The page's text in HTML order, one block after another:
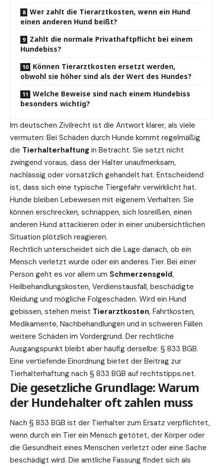
Wer zahlt die Tierarztkosten, wenn ein Hund
einen anderen Hund beißt?
Zahlt die normale Privathaftpflicht bei einem
Hundebiss?
Können Tierarztkosten ersetzt werden,
obwohl sie höher sind als der Wert des Hundes?
Welche Beweise sind nach einem Hundebiss
besonders wichtig?
Im deutschen Zivilrecht ist die Antwort klarer, als viele
vermuten: Bei Schäden durch Hunde kommt regelmäßig
die Tierhalterhaftung in Betracht. Sie setzt nicht
zwingend voraus, dass der Halter unaufmerksam,
nachlässig oder vorsätzlich gehandelt hat. Entscheidend
ist, dass sich eine typische Tiergefahr verwirklicht hat.
Hunde bleiben Lebewesen mit eigenem Verhalten. Sie
können erschrecken, schnappen, sich losreißen, einen
anderen Hund attackieren oder in einer unübersichtlichen
Situation plötzlich reagieren.
Rechtlich unterscheidet sich die Lage danach, ob ein
Mensch verletzt wurde oder ein anderes Tier. Bei einer
Person geht es vor allem um Schmerzensgeld,
Heilbehandlungskosten, Verdienstausfall, beschädigte
Kleidung und mögliche Folgeschäden. Wird ein Hund
gebissen, stehen meist Tierarztkosten, Fahrtkosten,
Medikamente, Nachbehandlungen und in schweren Fällen
weitere Schäden im Vordergrund. Der rechtliche
Ausgangspunkt bleibt aber häufig derselbe: § 833 BGB.
Eine vertiefende Einordnung bietet der Beitrag zur
Tierhalterhaftung nach § 833 BGB auf rechtstipps.net.
Die gesetzliche Grundlage: Warum
der Hundehalter oft zahlen muss
Nach § 833 BGB ist der Tierhalter zum Ersatz verpflichtet,
wenn durch ein Tier ein Mensch getötet, der Körper oder
die Gesundheit eines Menschen verletzt oder eine Sache
beschädigt wird. Die amtliche Fassung findet sich als